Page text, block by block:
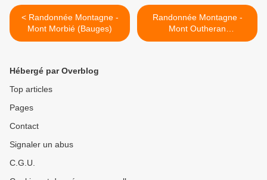
< Randonnée Montagne -
Mont Morbié (Bauges)
Randonnée Montagne -
Mont Outheran
(Chartreuse) >
Hébergé par Overblog
Top articles
Pages
Contact
Signaler un abus
C.G.U.